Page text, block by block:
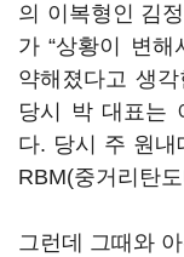
의 이복형인 김
가 “상황이 변해
약해졌다고 생
당시 박 대표는
다. 당시 주 원
RBM(중거리탄
그런데 그때와